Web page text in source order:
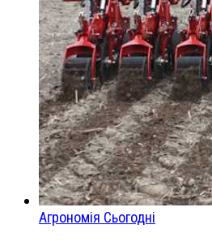
Агрономія Сьогодні